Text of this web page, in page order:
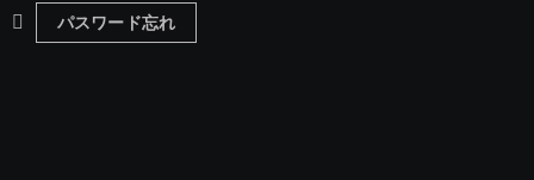
パスワード忘れ